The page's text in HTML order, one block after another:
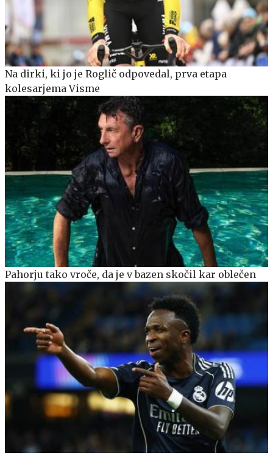
Na dirki, ki jo je Roglič odpovedal, prva etapa
kolesarjema Visme
Pahorju tako vroče, da je v bazen skočil kar oblečen